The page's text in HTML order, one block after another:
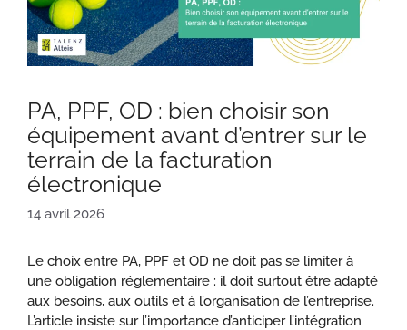
PA, PPF, OD : bien choisir son
équipement avant d’entrer sur le
terrain de la facturation
électronique
14 avril 2026
Le choix entre PA, PPF et OD ne doit pas se limiter à
une obligation réglementaire : il doit surtout être adapté
aux besoins, aux outils et à l’organisation de l’entreprise.
L’article insiste sur l’importance d’anticiper l’intégration